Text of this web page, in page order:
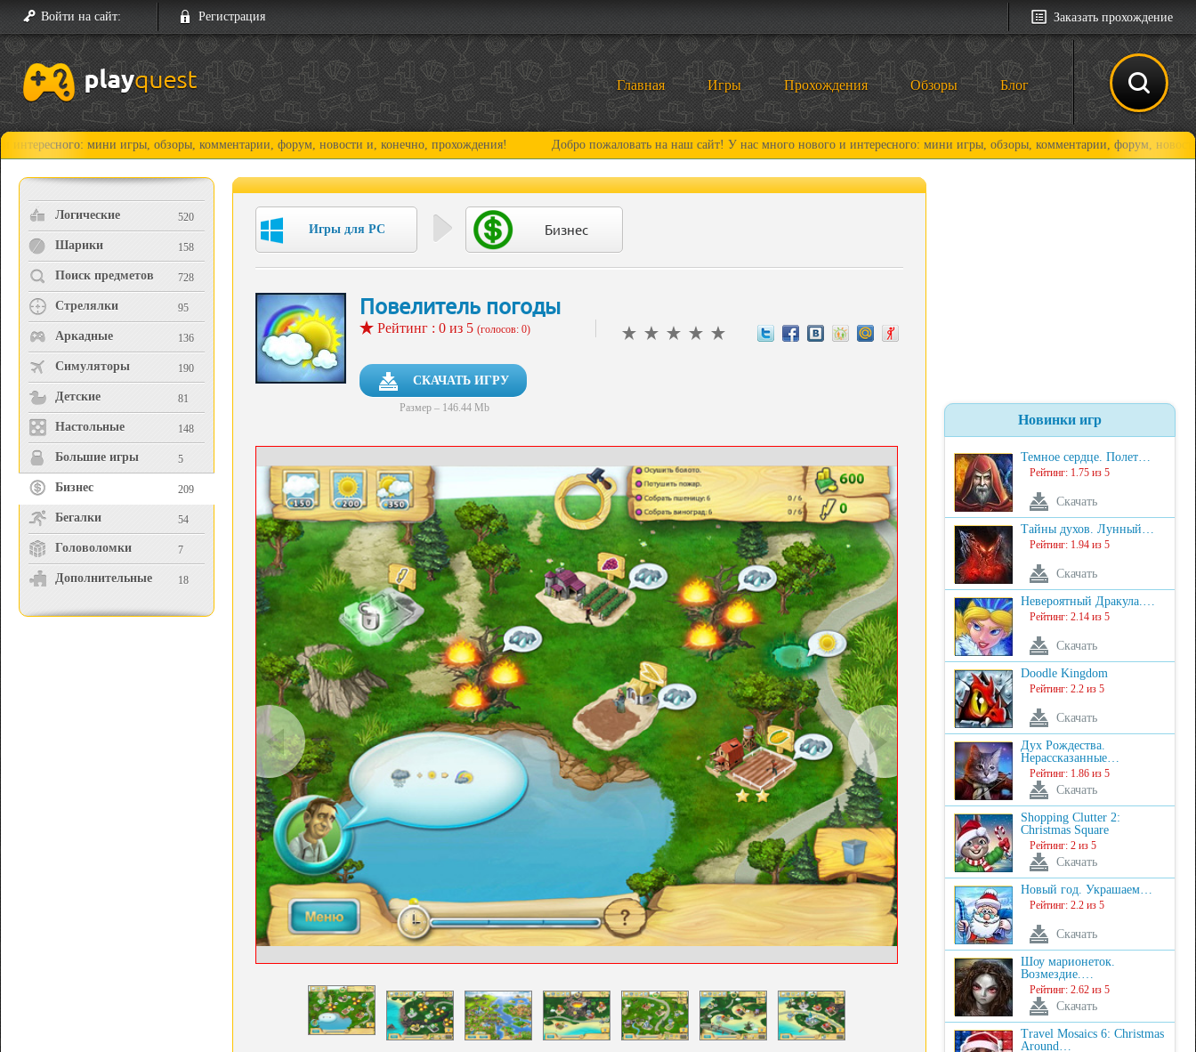
Войти на сайт: Регистрация Заказать прохождение
Главная Игры Прохождения Обзоры Блог
мини игры, обзоры, комментарии, форум, новости и, конечно, прохождения! Добро пожаловать на наш сайт! У нас много нового и интересного: мини игры, обзоры, комментарии, форум, новости и,
Логические 520
Шарики 158
Поиск предметов 728
Стрелялки 95
Аркадные 136
Симуляторы 190
Детские 81
Настольные 148
Большие игры 5
Бизнес 209
Бегалки 54
Головоломки 7
Дополнительные 18
Игры для PC Бизнес
Повелитель погоды
Рейтинг : 0 из 5 (голосов: 0)
СКАЧАТЬ ИГРУ
Размер – 146.44 Mb
Новинки игр
Темное сердце. Полет…
Рейтинг: 1.75 из 5
Скачать
Тайны духов. Лунный…
Рейтинг: 1.94 из 5
Скачать
Невероятный Дракула.…
Рейтинг: 2.14 из 5
Скачать
Doodle Kingdom
Рейтинг: 2.2 из 5
Скачать
Дух Рождества.
Нерассказанные…
Рейтинг: 1.86 из 5
Скачать
Shopping Clutter 2:
Christmas Square
Рейтинг: 2 из 5
Скачать
Новый год. Украшаем…
Рейтинг: 2.2 из 5
Скачать
Шоу марионеток.
Возмездие.…
Рейтинг: 2.62 из 5
Скачать
Travel Mosaics 6: Christmas
Around…